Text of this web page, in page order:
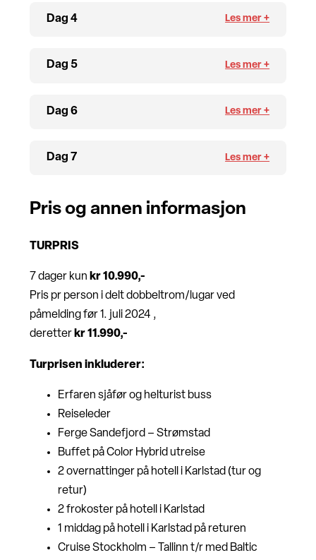
Dag 4
Dag 5
Dag 6
Dag 7
Pris og annen informasjon
TURPRIS
7 dager kun kr 10.990,-
Pris pr person i delt dobbeltrom/lugar ved
påmelding før 1. juli 2024 ,
deretterkr 11.990,-
Turprisen inkluderer:
Erfaren sjåfør og helturist buss
Reiseleder
Ferge Sandefjord – Strømstad
Buffet på Color Hybrid utreise
2 overnattinger på hotell i Karlstad (tur og
retur)
2 frokoster på hotell i Karlstad
1 middag på hotell i Karlstad på returen
Cruise Stockholm – Tallinn t/r med Baltic